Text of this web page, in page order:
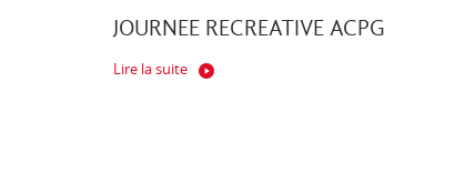
JOURNEE RECREATIVE ACPG
Lire la suite